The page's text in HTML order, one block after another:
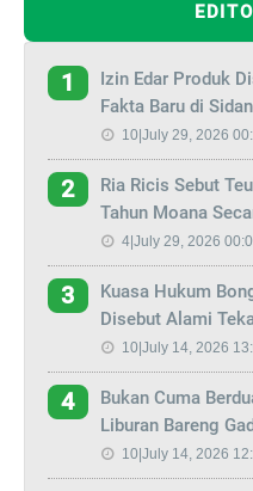
1
Izin Edar Produk
Fakta Baru di
10|July 29, 2026
2
Ria Ricis Sebut
Tahun Moana
4|July 29, 2026
3
Kuasa Hukum
Disebut Alami
10|July 14, 2026
4
Bukan Cuma
Liburan Bareng
10|July 14, 2026